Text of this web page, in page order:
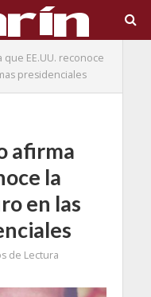
EE.UU. reconoce
presidenciales
afirma
la
en las
de Lectura